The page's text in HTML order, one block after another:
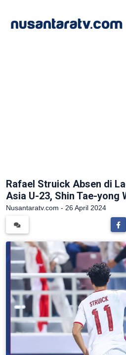
Rafael Struick Absen di
Asia U-23, Shin Tae-yong
Nusantaratv.com - 26 April 2024